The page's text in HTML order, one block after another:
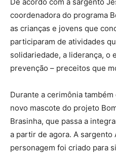
coordenadora do programa
as crianças e jovens que
participaram de atividades
solidariedade, a liderança, o
prevenção – preceitos que
Durante a cerimônia
novo mascote do projeto
Brasinha, que passa a
a partir de agora. A sargento
personagem foi criado para